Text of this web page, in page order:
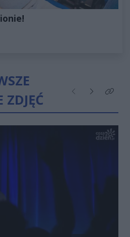
ZDJĘĆ
Poprzednie
NastępneKliknij